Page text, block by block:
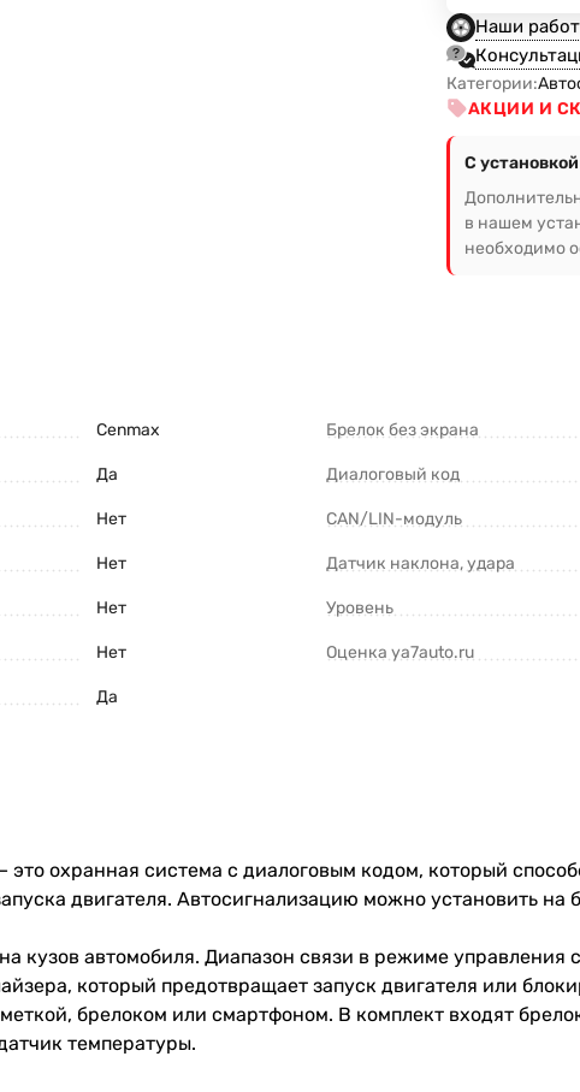
Наши
Категории:
АКЦИИ И
С
в нашем
необходимо
Cenmax
Да
Нет
Нет
Нет
Нет
Да
Брелок без экрана
Диалоговый код
CAN/LIN-модуль
Датчик наклона, удара
Уровень
Оценка ya7auto.ru
охранная система с диалоговым кодом, который
двигателя. Автосигнализацию можно установить
кузов автомобиля. Диапазон связи в режиме
который предотвращает запуск двигателя или
брелоком или смартфоном. В комплект входят
температуры.